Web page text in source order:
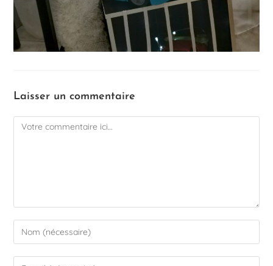
Laisser un commentaire